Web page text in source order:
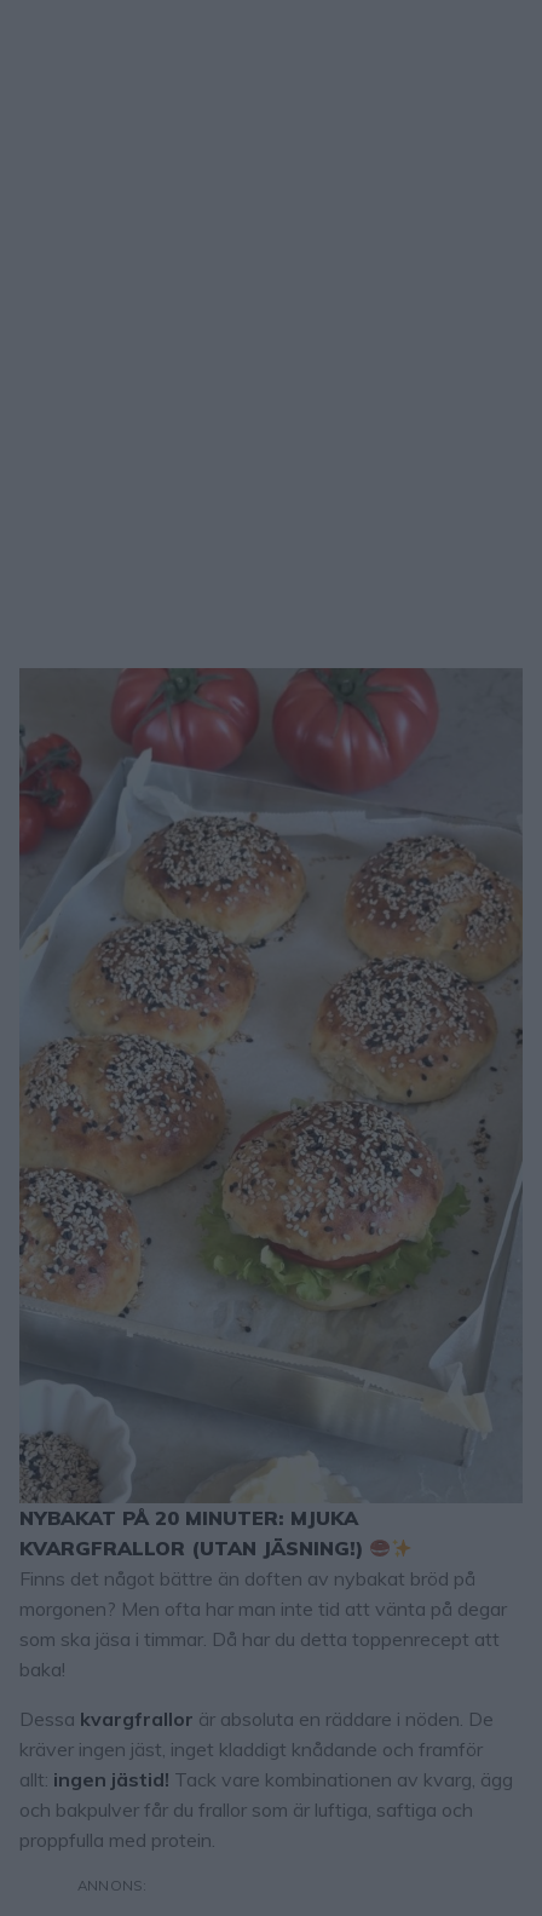
NYBAKAT PÅ 20 MINUTER: MJUKA
KVARGFRALLOR (UTAN JÄSNING!)
Finns det något bättre än doften av nybakat bröd på
morgonen? Men ofta har man inte tid att vänta på degar
som ska jäsa i timmar. Då har du detta toppenrecept att
baka!
Dessa kvargfrallor är absoluta en räddare i nöden. De
kräver ingen jäst, inget kladdigt knådande och framför
allt: ingen jästid! Tack vare kombinationen av kvarg, ägg
och bakpulver får du frallor som är luftiga, saftiga och
proppfulla med protein.